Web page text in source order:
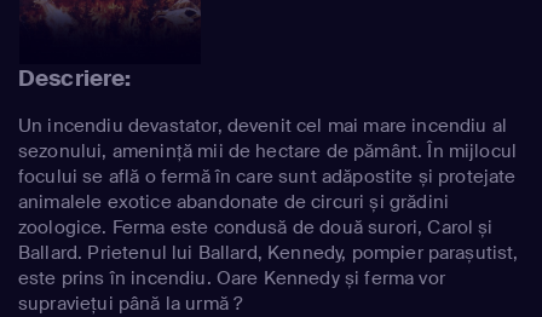
Descriere:
Un incendiu devastator, devenit cel mai mare incendiu al
sezonului, amenință mii de hectare de pământ. În mijlocul
focului se află o fermă în care sunt adăpostite și protejate
animalele exotice abandonate de circuri și grădini
zoologice. Ferma este condusă de două surori, Carol și
Ballard. Prietenul lui Ballard, Kennedy, pompier parașutist,
este prins în incendiu. Oare Kennedy și ferma vor
supraviețui până la urmă ?